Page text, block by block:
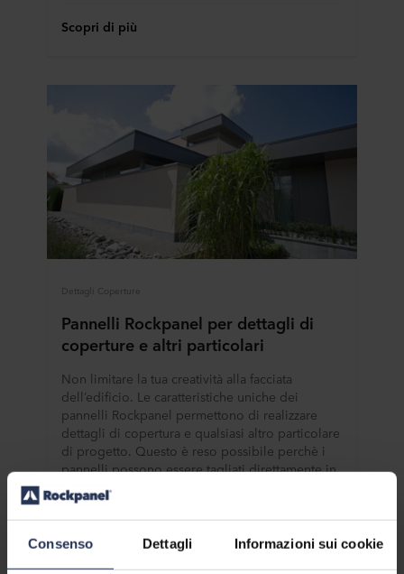
Consenso Dettagli Informazioni sui cookie
Scopri di più
Dettagli Coperture
Pannelli Rockpanel per dettagli di
coperture e altri particolari
Non limitare la tua creatività alla facciata
dell’edificio. Le caratteristiche uniche dei
pannelli Rockpanel permettono di realizzare
dettagli di copertura e qualsiasi altro particolare
di progetto. Questo è reso possibile perchè i
pannelli possono essere tagliati direttamente in
cantiere.
Scopri di più